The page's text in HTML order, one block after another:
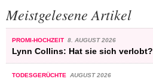
Meistgelesene Artikel
PROMI-HOCHZEIT 8. AUGUST 2026
Lynn Collins: Hat sie sich verlobt?
TODESGERÜCHTE AUGUST 2026